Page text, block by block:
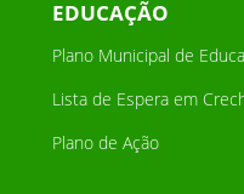
EDUCAÇÃO
Plano Municipal de
Lista de Espera em
Plano de Ação